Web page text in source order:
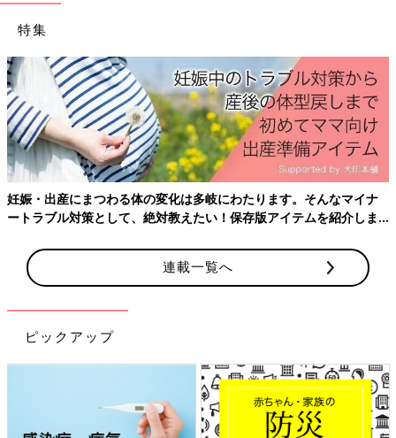
特集
妊娠・出産にまつわる体の変化は多岐にわたります。そんなマイナ
ートラブル対策として、絶対教えたい！保存版アイテムを紹介しま
連載一覧へ
ピックアップ